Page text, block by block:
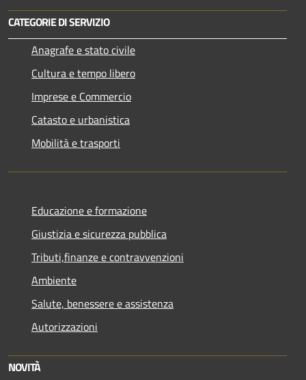
CATEGORIE DI SERVIZIO
Anagrafe e stato civile
Cultura e tempo libero
Imprese e Commercio
Catasto e urbanistica
Mobilità e trasporti
Educazione e formazione
Giustizia e sicurezza pubblica
Tributi,finanze e contravvenzioni
Ambiente
Salute, benessere e assistenza
Autorizzazioni
NOVITÀ